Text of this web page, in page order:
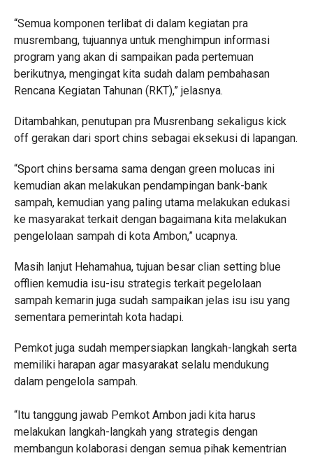
“Semua komponen terlibat di dalam kegiatan pra
musrembang, tujuannya untuk menghimpun informasi
program yang akan di sampaikan pada pertemuan
berikutnya, mengingat kita sudah dalam pembahasan
Rencana Kegiatan Tahunan (RKT),” jelasnya.
Ditambahkan, penutupan pra Musrenbang sekaligus kick
off gerakan dari sport chins sebagai eksekusi di lapangan.
“Sport chins bersama sama dengan green molucas ini
kemudian akan melakukan pendampingan bank-bank
sampah, kemudian yang paling utama melakukan edukasi
ke masyarakat terkait dengan bagaimana kita melakukan
pengelolaan sampah di kota Ambon,” ucapnya.
Masih lanjut Hehamahua, tujuan besar clian setting blue
offlien kemudia isu-isu strategis terkait pegelolaan
sampah kemarin juga sudah sampaikan jelas isu isu yang
sementara pemerintah kota hadapi.
Pemkot juga sudah mempersiapkan langkah-langkah serta
memiliki harapan agar masyarakat selalu mendukung
dalam pengelola sampah.
“Itu tanggung jawab Pemkot Ambon jadi kita harus
melakukan langkah-langkah yang strategis dengan
membangun kolaborasi dengan semua pihak kementrian